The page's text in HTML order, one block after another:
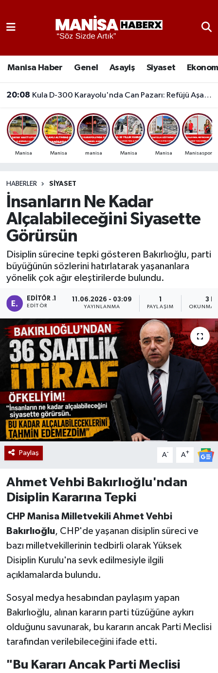
Manisa Haber Genel Asayiş Siyaset
20:08 Kula D-300 Karayolu'nda Can Pazarı: Refüjü Aşan Otomobil Karşı Şeride Geçti,
Manisa Manisa manisa Manisa Manisa Manisaspor
HABERLER SIYASET
İnsanların Ne Kadar
Alçalabileceğini Siyasette
Görürsün
Disiplin sürecine tepki gösteren Bakırlıoğlu, parti
büyüğünün sözlerini hatırlatarak yaşananlara
yönelik çok ağır eleştirilerde bulundu.
EDITÖR .1
EDITÖR
11.06.2026 - 03:09
YAYINLANMA PAYLAŞIM
3
OKUNMA
Paylaş A- A+
Ahmet Vehbi Bakırlıoğlu'ndan
Disiplin Kararına Tepki
CHP Manisa Milletvekili Ahmet Vehbi
Bakırlıoğlu, CHP'de yaşanan disiplin süreci ve
bazı milletvekillerinin tedbirli olarak Yüksek
Disiplin Kurulu'na sevk edilmesiyle ilgili
açıklamalarda bulundu.
Sosyal medya hesabından paylaşım yapan
Bakırlıoğlu, alınan kararın parti tüzüğüne aykırı
olduğunu savunarak, bu kararın ancak Parti Meclisi
tarafından verilebileceğini ifade etti.
"Bu Kararı Ancak Parti Meclisi
Genel
Güncel
Kültür-Sanat
Manisa Haber
Manisaspor
Sağlık
Yaşam
Gizlilik Sözleşmesi
İletişim
Manisa Nöbetçi Eczaneler
Manisa Trafik Yoğunluk Haritası
Süper Lig Puan Durumu ve Fikstür
Son Dakika Haberleri
Haber Arşivi